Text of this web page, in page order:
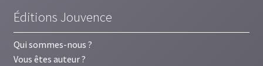
Éditions Jouvence
Qui sommes-nous ?
Vous êtes auteur ?